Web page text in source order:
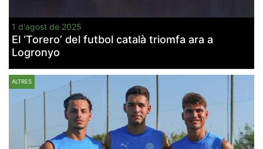
1 d'agost de 2025
El ‘Torero’ del futbol català triomfa ara a
Logronyo
ALTRES